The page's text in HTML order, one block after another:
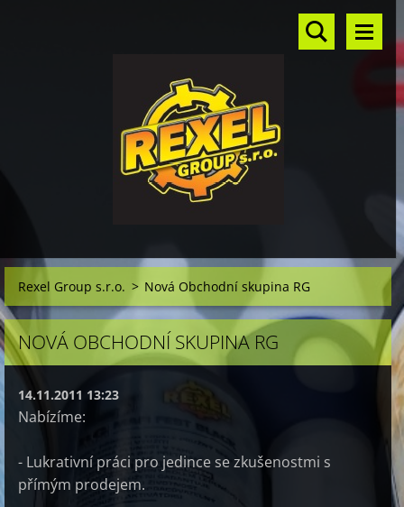
Rexel Group s.r.o. > Nová Obchodní skupina RG
NOVÁ OBCHODNÍ SKUPINA RG
14.11.2011 13:23
Nabízíme:
- Lukrativní práci pro jedince se zkušenostmi s
přímým prodejem.